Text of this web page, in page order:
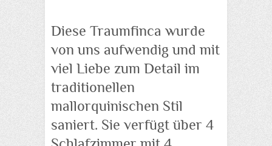
Diese Traumfinca wurde
von uns aufwendig und mit
viel Liebe zum Detail im
traditionellen
mallorquinischen Stil
saniert. Sie verfügt über 4